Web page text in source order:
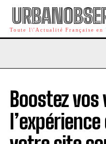
Toute l\'Actualité Française en
Boostez